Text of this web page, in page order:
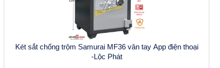
Két sắt chống trộm Samurai MF36 vân tay App điện thoại
-Lộc Phát